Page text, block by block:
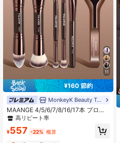
11
¥160 節約
MonkeyK Beauty Tool
MAANGE 4/5/6/7/8/16/17本 プロフ
ェッショナルアルミメイクブラシセ
ラシ、ファンデーションブラシ、パ
高リピート率
¥557 -22% 概算